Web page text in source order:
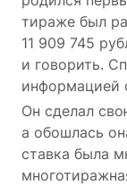
тираже был
11 909 745
и говорить.
информацией
Он сделал
а обошлась
ставка была